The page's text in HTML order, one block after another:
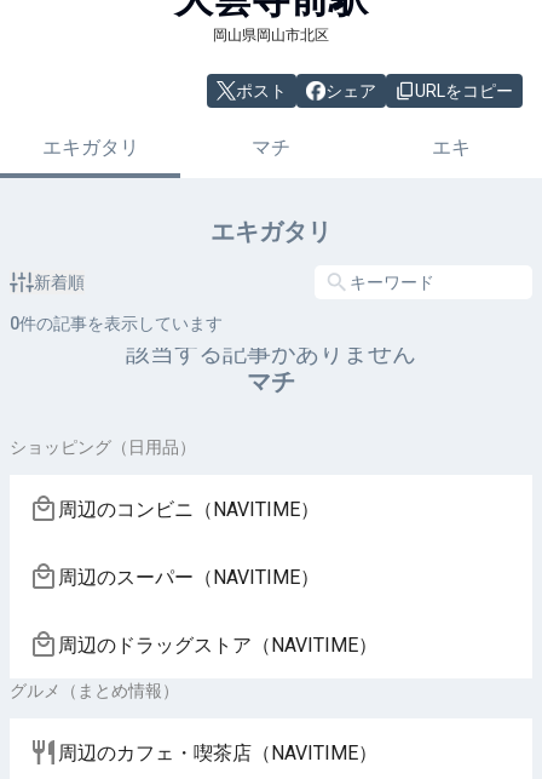
岡山県岡山市北区
ポスト シェア URLをコピー
エキガタリ マチ エキ
エキガタリ
新着順
0件の記事を表示しています
該当する記事がありません
マチ
ショッピング（日用品）
周辺のコンビニ（NAVITIME）
周辺のスーパー（NAVITIME）
周辺のドラッグストア（NAVITIME）
グルメ（まとめ情報）
周辺のカフェ・喫茶店（NAVITIME）